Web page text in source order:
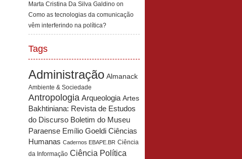
Marta Cristina Da Silva Galdino on
Como as tecnologias da comunicação
vêm interferindo na política?
Tags
Administração Almanack
Ambiente & Sociedade
Antropologia Arqueologia Artes
Bakhtiniana: Revista de Estudos
do Discurso Boletim do Museu
Paraense Emílio Goeldi Ciências
Humanas Cadernos EBAPE.BR Ciência
da Informação Ciência Política